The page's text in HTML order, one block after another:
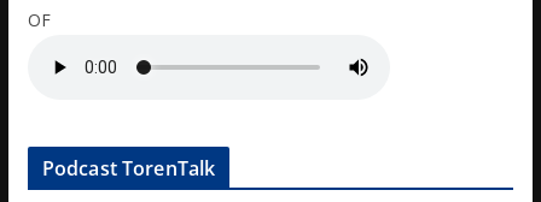
OF
Podcast TorenTalk